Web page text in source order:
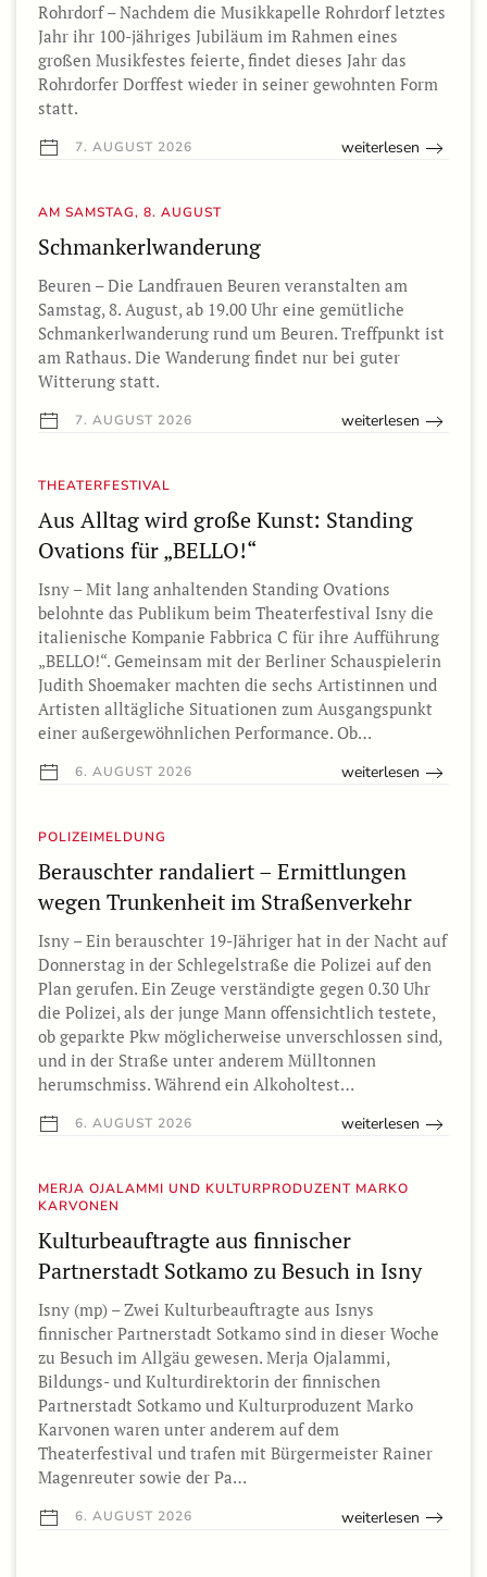
Rohrdorf – Nachdem die Musikkapelle Rohrdorf letztes
Jahr ihr 100-jähriges Jubiläum im Rahmen eines
großen Musikfestes feierte, findet dieses Jahr das
Rohrdorfer Dorffest wieder in seiner gewohnten Form
statt.
7. AUGUST 2026 weiterlesen
AM SAMSTAG, 8. AUGUST
Schmankerlwanderung
Beuren – Die Landfrauen Beuren veranstalten am
Samstag, 8. August, ab 19.00 Uhr eine gemütliche
Schmankerlwanderung rund um Beuren. Treffpunkt ist
am Rathaus. Die Wanderung findet nur bei guter
Witterung statt.
7. AUGUST 2026 weiterlesen
THEATERFESTIVAL
Aus Alltag wird große Kunst: Standing
Ovations für „BELLO!“
Isny – Mit lang anhaltenden Standing Ovations
belohnte das Publikum beim Theaterfestival Isny die
italienische Kompanie Fabbrica C für ihre Aufführung
„BELLO!“. Gemeinsam mit der Berliner Schauspielerin
Judith Shoemaker machten die sechs Artistinnen und
Artisten alltägliche Situationen zum Ausgangspunkt
einer außergewöhnlichen Performance. Ob…
6. AUGUST 2026 weiterlesen
POLIZEIMELDUNG
Berauschter randaliert – Ermittlungen
wegen Trunkenheit im Straßenverkehr
Isny – Ein berauschter 19-Jähriger hat in der Nacht auf
Donnerstag in der Schlegelstraße die Polizei auf den
Plan gerufen. Ein Zeuge verständigte gegen 0.30 Uhr
die Polizei, als der junge Mann offensichtlich testete,
ob geparkte Pkw möglicherweise unverschlossen sind,
und in der Straße unter anderem Mülltonnen
herumschmiss. Während ein Alkoholtest…
6. AUGUST 2026 weiterlesen
MERJA OJALAMMI UND KULTURPRODUZENT MARKO
KARVONEN
Kulturbeauftragte aus finnischer
Partnerstadt Sotkamo zu Besuch in Isny
Isny (mp) – Zwei Kulturbeauftragte aus Isnys
finnischer Partnerstadt Sotkamo sind in dieser Woche
zu Besuch im Allgäu gewesen. Merja Ojalammi,
Bildungs- und Kulturdirektorin der finnischen
Partnerstadt Sotkamo und Kulturproduzent Marko
Karvonen waren unter anderem auf dem
Theaterfestival und trafen mit Bürgermeister Rainer
Magenreuter sowie der Pa…
6. AUGUST 2026 weiterlesen